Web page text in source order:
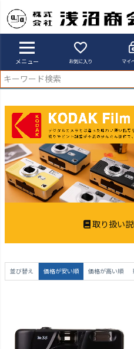
メニュー お気に入り マイ
アサヌマネットショップ
取り扱い
並び替え 価格が安い順 価格が高い順